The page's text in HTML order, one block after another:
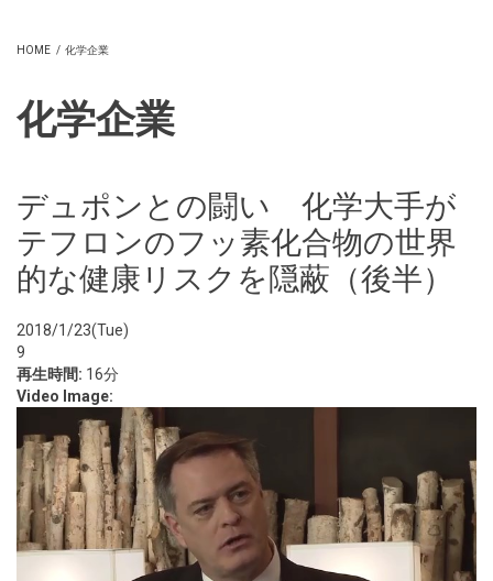
HOME / 化学企業
化学企業
デュポンとの闘い 化学大手が
テフロンのフッ素化合物の世界
的な健康リスクを隠蔽（後半）
2018/1/23(Tue)
9
再生時間: 16分
Video Image: